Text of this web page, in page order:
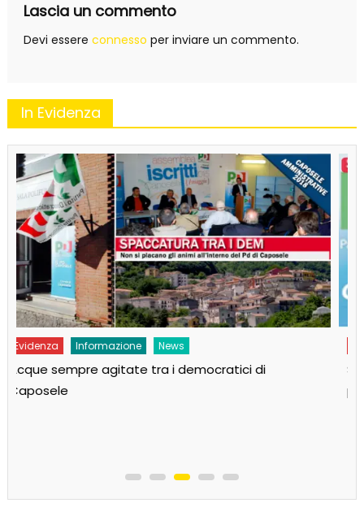
Lascia un commento
Devi essere connesso per inviare un commento.
In Evidenza
Evidenza Informazione News
Sarà Pd-Arcobaleno? Avanzano tre liste per il
paese delle sorgenti